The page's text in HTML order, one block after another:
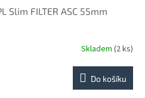
Slim FILTER ASC 55mm
Skladem (2 ks)
Do košíku